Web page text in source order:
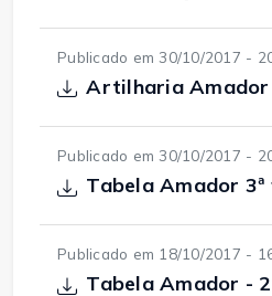
Publicado em 30/10/2017 -
Artilharia Amador
Publicado em 30/10/2017 -
Tabela Amador 3ª
Publicado em 18/10/2017 -
Tabela Amador -